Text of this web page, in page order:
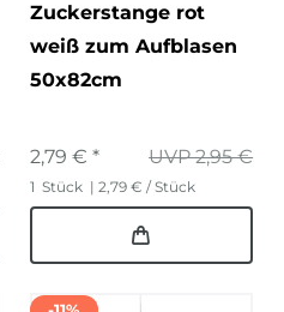
Zuckerstange rot
weiß zum Aufblasen
50x82cm
UVP 2,95 €
2,79 € *
1 Stück | 2,79 € / Stück